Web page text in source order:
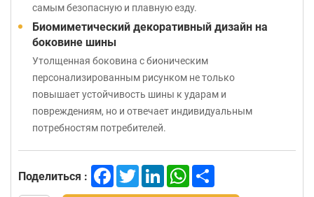
самым безопасную и плавную езду.
Биомиметический декоративный дизайн на
боковине шины
Утолщенная боковина с бионическим
персонализированным рисунком не только
повышает устойчивость шины к ударам и
повреждениям, но и отвечает индивидуальным
потребностям потребителей.
Поделиться : FacebookTwitterLinkedInWhatsApp